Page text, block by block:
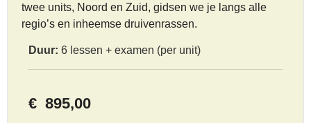
twee units, Noord en Zuid, gidsen we je langs alle
regio’s en inheemse druivenrassen.
Duur: 6 lessen + examen (per unit)
€ 895,00